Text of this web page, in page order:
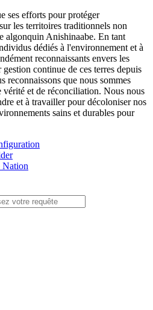
ses efforts pour protéger
les territoires traditionnels non
algonquin Anishinaabe. En tant
dédiés à l'environnement et à
reconnaissants envers les
continue de ces terres depuis
reconnaissons que nous sommes
vérité et de réconciliation. Nous nous
et à travailler pour décoloniser nos
sains et durables pour